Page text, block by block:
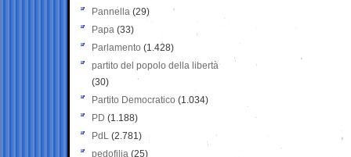
Pannella (29)
Papa (33)
Parlamento (1.428)
partito del popolo della libertà
(30)
Partito Democratico (1.034)
PD (1.188)
PdL (2.781)
pedofilia (25)